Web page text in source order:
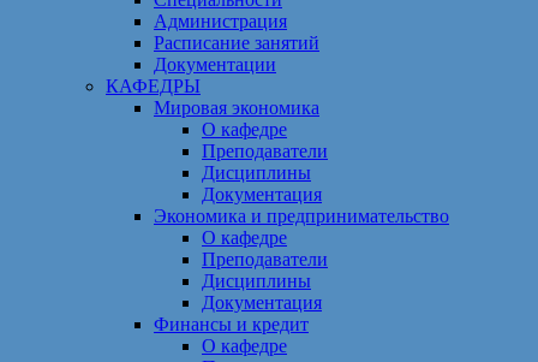
Администрация
Расписание занятий
Документации
КАФЕДРЫ
Мировая экономика
О кафедре
Преподаватели
Дисциплины
Документация
Экономика и предпринимательство
О кафедре
Преподаватели
Дисциплины
Документация
Финансы и кредит
О кафедре